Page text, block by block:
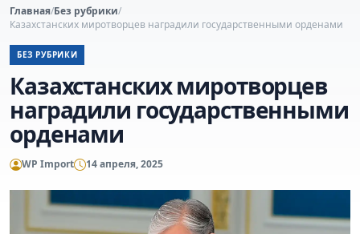
Главная/Без рубрики/
Казахстанских миротворцев наградили государственными орденами
БЕЗ РУБРИКИ
Казахстанских миротворцев
наградили государственными
орденами
WP Import 14 апреля, 2025